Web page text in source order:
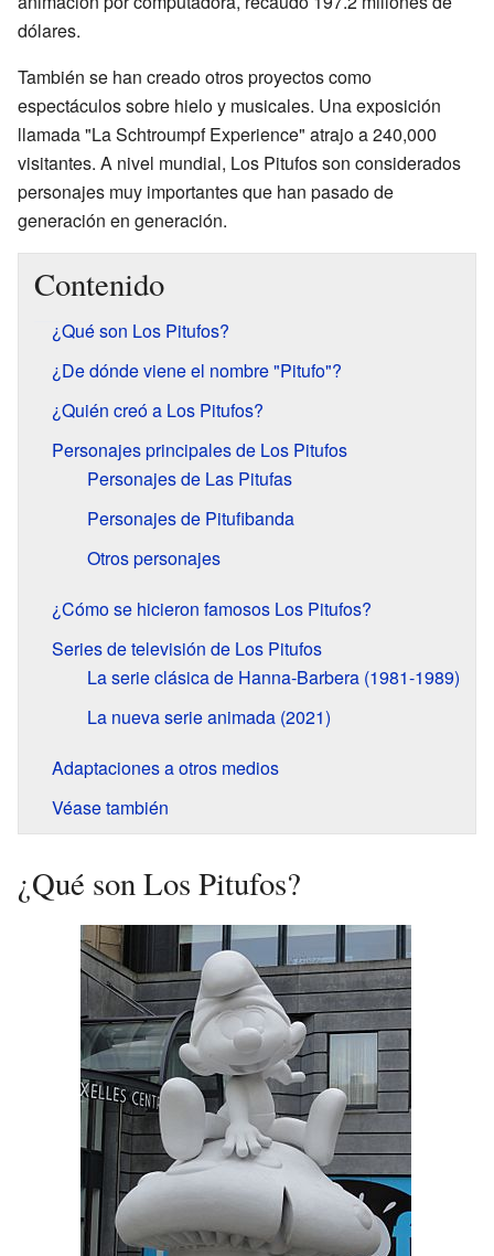
dólares.
También se han creado otros proyectos como
espectáculos sobre hielo y musicales. Una exposición
llamada "La Schtroumpf Experience" atrajo a 240,000
visitantes. A nivel mundial, Los Pitufos son considerados
personajes muy importantes que han pasado de
generación en generación.
Contenido
¿Qué son Los Pitufos?
¿De dónde viene el nombre "Pitufo"?
¿Quién creó a Los Pitufos?
Personajes principales de Los Pitufos
Personajes de Las Pitufas
Personajes de Pitufibanda
Otros personajes
¿Cómo se hicieron famosos Los Pitufos?
Series de televisión de Los Pitufos
La serie clásica de Hanna-Barbera (1981-1989)
La nueva serie animada (2021)
Adaptaciones a otros medios
Véase también
¿Qué son Los Pitufos?